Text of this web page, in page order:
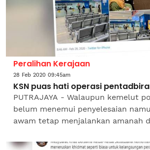
Peralihan Kerajaan
28 Feb 2020 09:45am
KSN puas hati operasi
PUTRAJAYA - Walaupun kemelut
belum menemui penyelesaian
awam tetap menjalankan amanah
diakui Ketua Setiausaha Negara...